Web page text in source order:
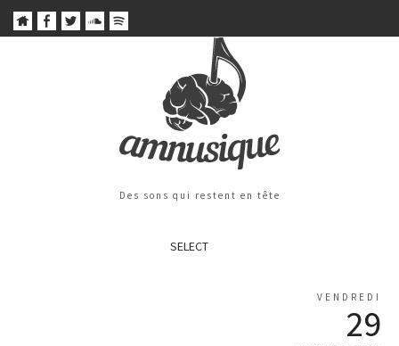
Des sons qui restent en tête
SELECT
VENDREDI
29